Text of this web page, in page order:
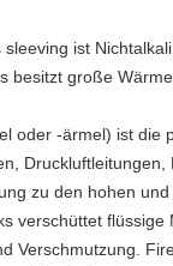
ist
besitzt große
oder -ärmel) ist die
Druckluftleitungen,
zu den hohen
verschüttet
Verschmutzung.